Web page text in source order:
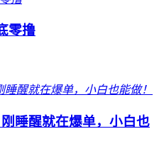
零撸
睡醒就在爆单，小白也